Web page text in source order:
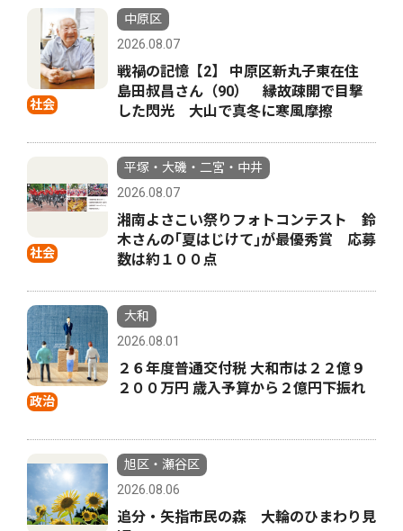
社会
中原区
2026.08.07
戦禍の記憶【2】 中原区新丸子東在住
島田叔昌さん（90） 縁故疎開で目撃
した閃光 大山で真冬に寒風摩擦
社会
平塚・大磯・二宮・中井
2026.08.07
湘南よさこい祭りフォトコンテスト 鈴
木さんの｢夏はじけて｣が最優秀賞 応募
数は約１００点
政治
大和
2026.08.01
２６年度普通交付税 大和市は２２億９
２００万円 歳入予算から２億円下振れ
旭区・瀬谷区
2026.08.06
追分・矢指市民の森 大輪のひまわり見